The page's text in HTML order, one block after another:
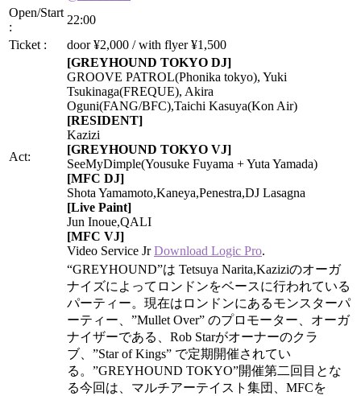
Open/Start
:
22:00
Ticket :
door ¥2,000 / with flyer ¥1,500
Act:
[GREYHOUND TOKYO DJ]
GROOVE PATROL(Phonika tokyo), Yuki
Tsukinaga(FREQUE), Akira
Oguni(FANG/BFC),Taichi Kasuya(Kon Air)
[RESIDENT]
Kazizi
[GREYHOUND TOKYO VJ]
SeeMyDimple(Yousuke Fuyama + Yuta Yamada)
[MFC DJ]
Shota Yamamoto,Kaneya,Penestra,DJ Lasagna
[Live Paint]
Jun Inoue,QALI
[MFC VJ]
Video Service JrDownload Logic Pro.
“GREYHOUND”は Tetsuya Narita,Kaziziのオーガ
ナイズによってロンドンをベースに行われている
パーティー。現在はロンドンにあるモンスターパ
ーティー、”Mullet Over” のプロモーター、オーガ
ナイザーである、Rob Starがオーナーのクラ
ブ、”Star of Kings” で定期開催されてい
る。”GREYHOUND TOKYO”開催第二回目とな
る今回は、マルチアーテイスト集団、MFCを